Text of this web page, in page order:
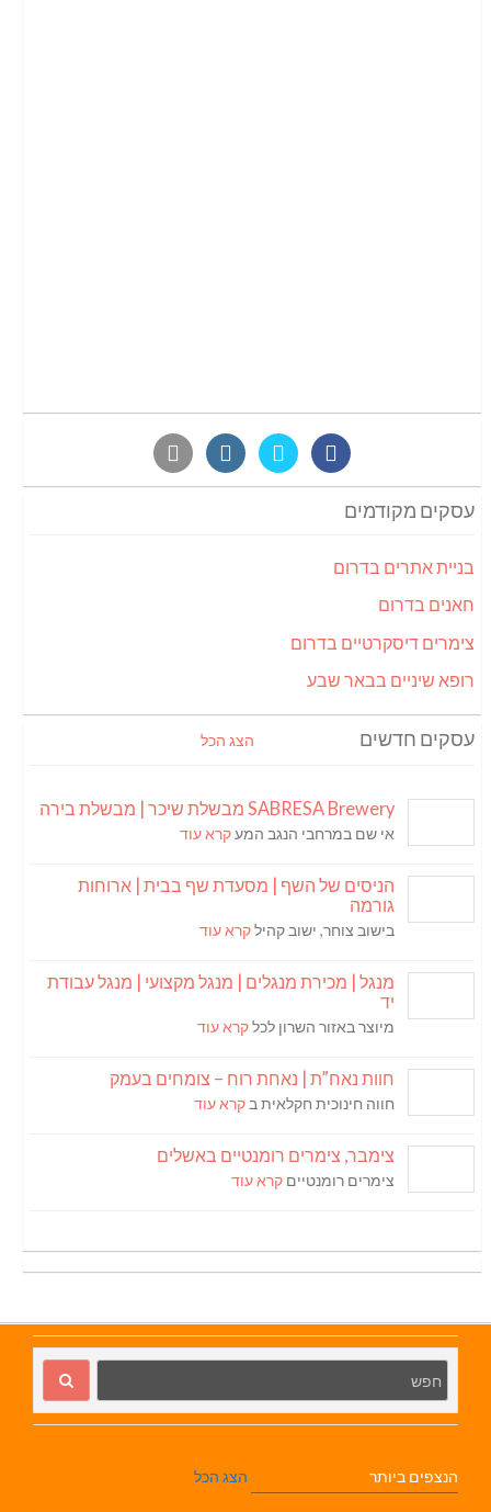
עסקים מקודמים
בניית אתרים בדרום
חאנים בדרום
צימרים דיסקרטיים בדרום
רופא שיניים בבאר שבע
עסקים חדשים הצג הכל
SABRESA Brewery מבשלת שיכר | מבשלת בירה
אי שם במרחבי הנגב המעקרא עוד
הניסים של השף | מסעדת שף בבית | ארוחות
גורמה
בישוב צוחר, ישוב קהילקרא עוד
מנגל | מכירת מנגלים | מנגל מקצועי | מנגל עבודת
יד
מיוצר באזור השרון לכלקרא עוד
חוות נאח”ת | נאחת רוח – צומחים בעמק
חווה חינוכית חקלאית ב קרא עוד
צימבר, צימרים רומנטיים באשלים
צימרים רומנטיים קרא עוד
הנצפים ביותר הצג הכל